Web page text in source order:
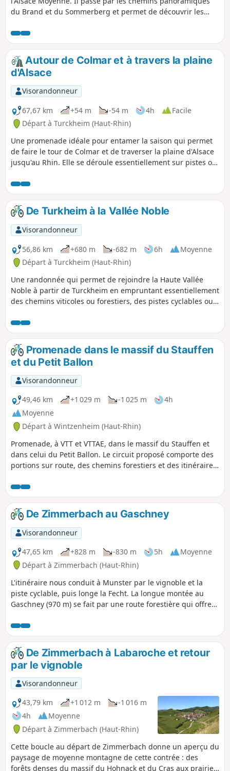
du Brand et du Sommerberg et permet de découvrir les
en partie par la piste cyclable du Piémont. Ce circuit est
réservé aux VTT, avec ou sans assistance électrique.
Autour de Colmar et à travers la plaine
d'Alsace
Visorandonneur
67,67 km
+54 m -54 m 4h
Facile
Départ à Turckheim (Haut-Rhin)
Une promenade idéale pour entamer la saison qui permet
de faire le tour de Colmar et de traverser la plaine d'Alsace
jusqu'au Rhin. Elle se déroule essentiellement sur pistes ou
fréquentées à l'exception de quelques passages où il faut
prêter attention à la circulation.
De Turkheim à la Vallée Noble
Visorandonneur
56,86 km
+680 m -682 m 6h
Moyenne
Départ à Turckheim (Haut-Rhin)
Une randonnée qui permet de rejoindre la Haute Vallée
Noble à partir de Turckheim en empruntant essentiellement
des chemins viticoles ou forestiers, des pistes cyclables ou
comporte quelques raidillons, mais ne présente pas de
grosses difficultés, est toutefois prévu pour VTT ou VTTAE. Il
offre de belles vues sur le vignoble du Sud de Colmar et la
Forêt Noire et traverse quelques villages typiques de cette
région.
Promenade dans le massif du Stauffen
et du Petit Ballon
Visorandonneur
49,46 km
+1 029 m -1 025 m
4h
Moyenne
Départ à Wintzenheim (Haut-Rhin)
Promenade, à VTT et VTTAE, dans le massif du Stauffen et
dans celui du Petit Ballon. Le circuit proposé comporte des
portions sur route, des chemins forestiers et des itinéraires
montée courte, mais raide, après le Col de Marbach, qui
nécessite, peut-être, que l'on mette pied à terre, et la
montée régulière mais assez raide aussi de Boenlesgrab au
Strohberg.
De Zimmerbach au Gaschney
Visorandonneur
47,65 km
+828 m -830 m 5h
Moyenne
Départ à Zimmerbach (Haut-Rhin)
L'itinéraire nous conduit à Munster par le vignoble et la
piste cyclable, puis longe la Fecht. La longue montée au
Gaschney (970 m) se fait par une route forestière qui offre
assez caillouteux par endroits, permet de rejoindre
Metzeral (Steinabrück). Le retour se fait par la piste cyclable
du piémont.
De Zimmerbach à Labaroche et retour
par le vignoble
Visorandonneur
43,79 km
+1 012 m
-1 016 m
4h
Moyenne
Départ à Zimmerbach (Haut-Rhin)
Cette boucle au départ de Zimmerbach donne un aperçu du
paysage de moyenne montagne de cette contrée : des
forêts denses du massif du Hohnack et du Cras aux prairies